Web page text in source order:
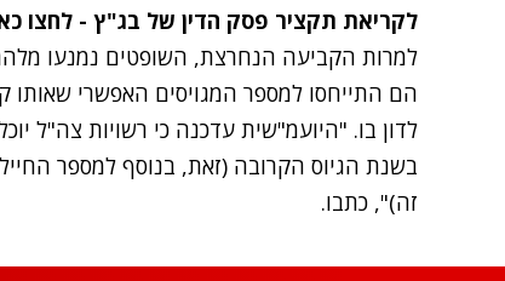
לקריאת תקציר פסק הדין של בג"ץ - לחצו
למרות הקביעה הנחרצת, השופטים נמנעו
הם התייחסו למספר המגויסים האפשרי
בשנת הגיוס הקרובה (זאת, בנוסף למספר
זה)", כתבו.